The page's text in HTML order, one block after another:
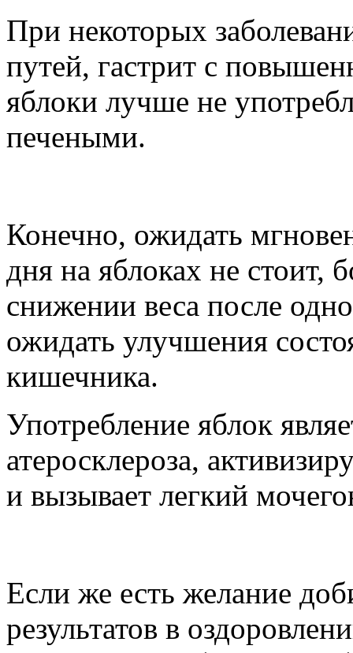
При некоторых
путей, гастрит с
яблоки лучше не
печеными.
Конечно, ожидать
дня на яблоках не стоит,
снижении веса после
ожидать улучшения
кишечника.
Употребление яблок
атеросклероза,
и вызывает легкий
Если же есть желание
результатов в